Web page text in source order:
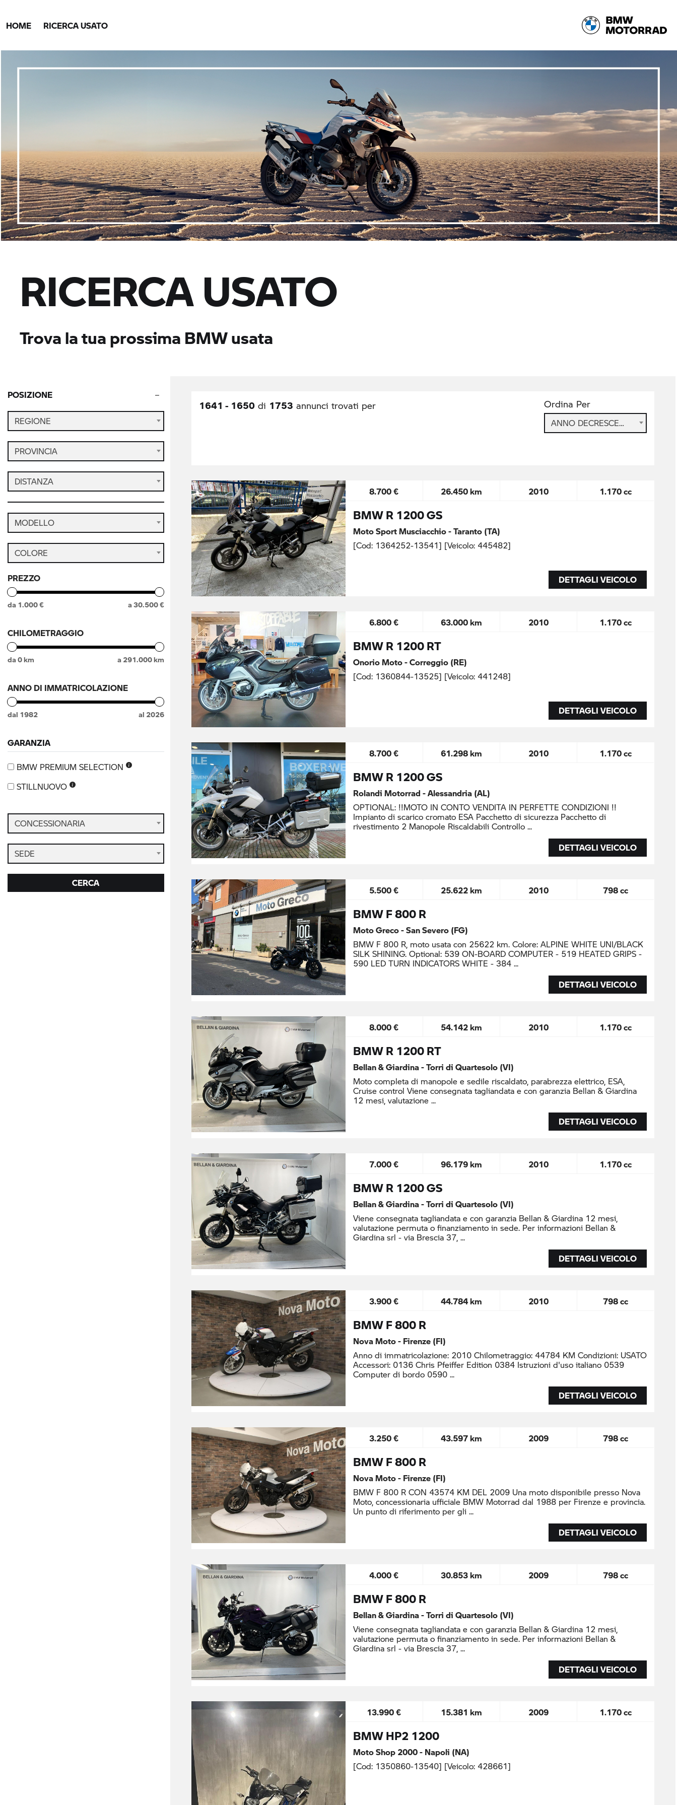
HOME RICERCA USATO
RICERCA USATO
Trova la tua prossima BMW usata
POSIZIONE
REGIONE
PROVINCIA
DISTANZA
MODELLO
COLORE
PREZZO
da 1.000€ a30.500€
CHILOMETRAGGIO
da0km a 291.000km
ANNO DI IMMATRICOLAZIONE
dal 1982 al 2026
GARANZIA
BMW PREMIUM SELECTION
STILLNUOVO
CONCESSIONARIA
SEDE
CERCA
1641 - 1650di 1753 annunci trovati per Ordina Per
ANNO DECRESCENTE
8.700 € 26.450 km 2010 1.170 cc
BMW R 1200 GS
Moto Sport Musciacchio - Taranto (TA)
[Cod: 1364252-13541] [Veicolo: 445482]
DETTAGLI VEICOLO
6.800 € 63.000 km 2010 1.170 cc
BMW R 1200 RT
Onorio Moto - Correggio (RE)
[Cod: 1360844-13525] [Veicolo: 441248]
DETTAGLI VEICOLO
8.700 € 61.298 km 2010 1.170 cc
BMW R 1200 GS
Rolandi Motorrad - Alessandria (AL)
OPTIONAL: !!MOTO IN CONTO VENDITA IN PERFETTE CONDIZIONI !!
Impianto di scarico cromato ESA Pacchetto di sicurezza Pacchetto di
rivestimento 2 Manopole Riscaldabili Controllo
DETTAGLI VEICOLO
5.500 € 25.622 km 2010 798 cc
BMW F 800 R
Moto Greco - San Severo (FG)
BMW F 800 R, moto usata con 25622 km. Colore: ALPINE WHITE UNI/BLACK
SILK SHINING. Optional: 539 ON-BOARD COMPUTER - 519 HEATED GRIPS -
590 LED TURN INDICATORS WHITE - 384
DETTAGLI VEICOLO
8.000 € 54.142 km 2010 1.170 cc
BMW R 1200 RT
Bellan & Giardina - Torri di Quartesolo (VI)
Moto completa di manopole e sedile riscaldato, parabrezza elettrico, ESA,
Cruise control Viene consegnata tagliandata e con garanzia Bellan & Giardina
12 mesi, valutazione
DETTAGLI VEICOLO
7.000 € 96.179 km 2010 1.170 cc
BMW R 1200 GS
Bellan & Giardina - Torri di Quartesolo (VI)
Viene consegnata tagliandata e con garanzia Bellan & Giardina 12 mesi,
valutazione permuta o finanziamento in sede. Per informazioni Bellan &
Giardina srl - via Brescia 37,
DETTAGLI VEICOLO
3.900 € 44.784 km 2010 798 cc
BMW F 800 R
Nova Moto - Firenze (FI)
Anno di immatricolazione: 2010 Chilometraggio: 44784 KM Condizioni: USATO
Accessori: 0136 Chris Pfeiffer Edition 0384 Istruzioni d'uso italiano 0539
Computer di bordo 0590
DETTAGLI VEICOLO
3.250 € 43.597 km 2009 798 cc
BMW F 800 R
Nova Moto - Firenze (FI)
BMW F 800 R CON 43574 KM DEL 2009 Una moto disponibile presso Nova
Moto, concessionaria ufficiale BMW Motorrad dal 1988 per Firenze e provincia.
Un punto di riferimento per gli
DETTAGLI VEICOLO
4.000 € 30.853 km 2009 798 cc
BMW F 800 R
Bellan & Giardina - Torri di Quartesolo (VI)
Viene consegnata tagliandata e con garanzia Bellan & Giardina 12 mesi,
valutazione permuta o finanziamento in sede. Per informazioni Bellan &
Giardina srl - via Brescia 37,
DETTAGLI VEICOLO
13.990 € 15.381 km 2009 1.170 cc
BMW HP2 1200
Moto Shop 2000 - Napoli (NA)
[Cod: 1350860-13540] [Veicolo: 428661]